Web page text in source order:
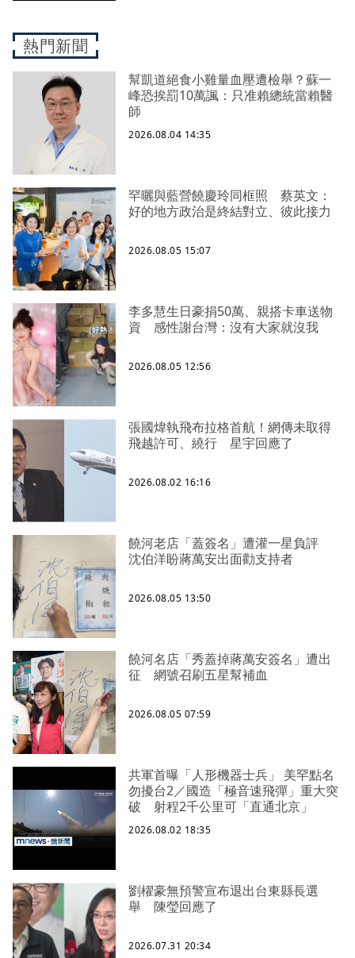
熱門新聞
幫凱道絕食小雞量血壓遭檢舉？蘇一
峰恐挨罰10萬諷：只准賴總統當賴醫
師
2026.08.04 14:35
罕曬與藍營饒慶玲同框照 蔡英文：
好的地方政治是終結對立、彼此接力
2026.08.05 15:07
李多慧生日豪捐50萬、親搭卡車送物
資 感性謝台灣：沒有大家就沒我
2026.08.05 12:56
張國煒執飛布拉格首航！網傳未取得
飛越許可、繞行 星宇回應了
2026.08.02 16:16
饒河老店「蓋簽名」遭灌一星負評
沈伯洋盼蔣萬安出面勸支持者
2026.08.05 13:50
饒河名店「秀蓋掉蔣萬安簽名」遭出
征 網號召刷五星幫補血
2026.08.05 07:59
共軍首曝「人形機器士兵」 美罕點名
勿擾台2／國造「極音速飛彈」重大突
破 射程2千公里可「直通北京」
2026.08.02 18:35
劉櫂豪無預警宣布退出台東縣長選
舉 陳瑩回應了
2026.07.31 20:34